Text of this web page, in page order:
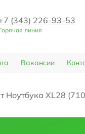
(343) 226-93-53
линия
Вакансии
Ноутбука XL28